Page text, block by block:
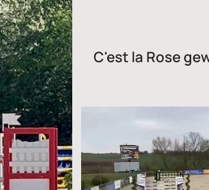
C'est la Rose